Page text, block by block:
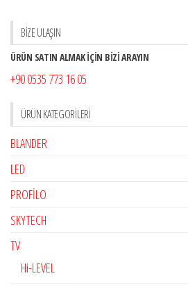
BİZE ULAŞIN
ÜRÜN SATIN ALMAK İÇİN BİZİ ARAYIN
+90 0535 773 16 05
ÜRÜN KATEGORILERI
BLANDER
LED
PROFİLO
SKYTECH
TV
Hi-LEVEL